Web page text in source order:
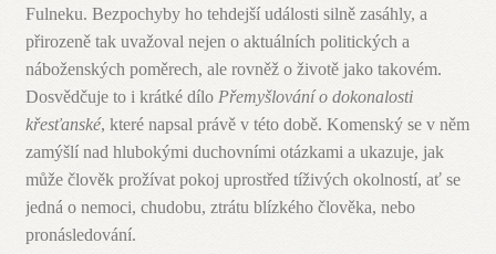
Fulneku. Bezpochyby ho tehdejší události silně zasáhly, a
přirozeně tak uvažoval nejen o aktuálních politických a
náboženských poměrech, ale rovněž o životě jako takovém.
Dosvědčuje to i krátké dílo Přemyšlování o dokonalosti
křesťanské, které napsal právě v této době. Komenský se v něm
zamýšlí nad hlubokými duchovními otázkami a ukazuje, jak
může člověk prožívat pokoj uprostřed tíživých okolností, ať se
jedná o nemoci, chudobu, ztrátu blízkého člověka, nebo
pronásledování.